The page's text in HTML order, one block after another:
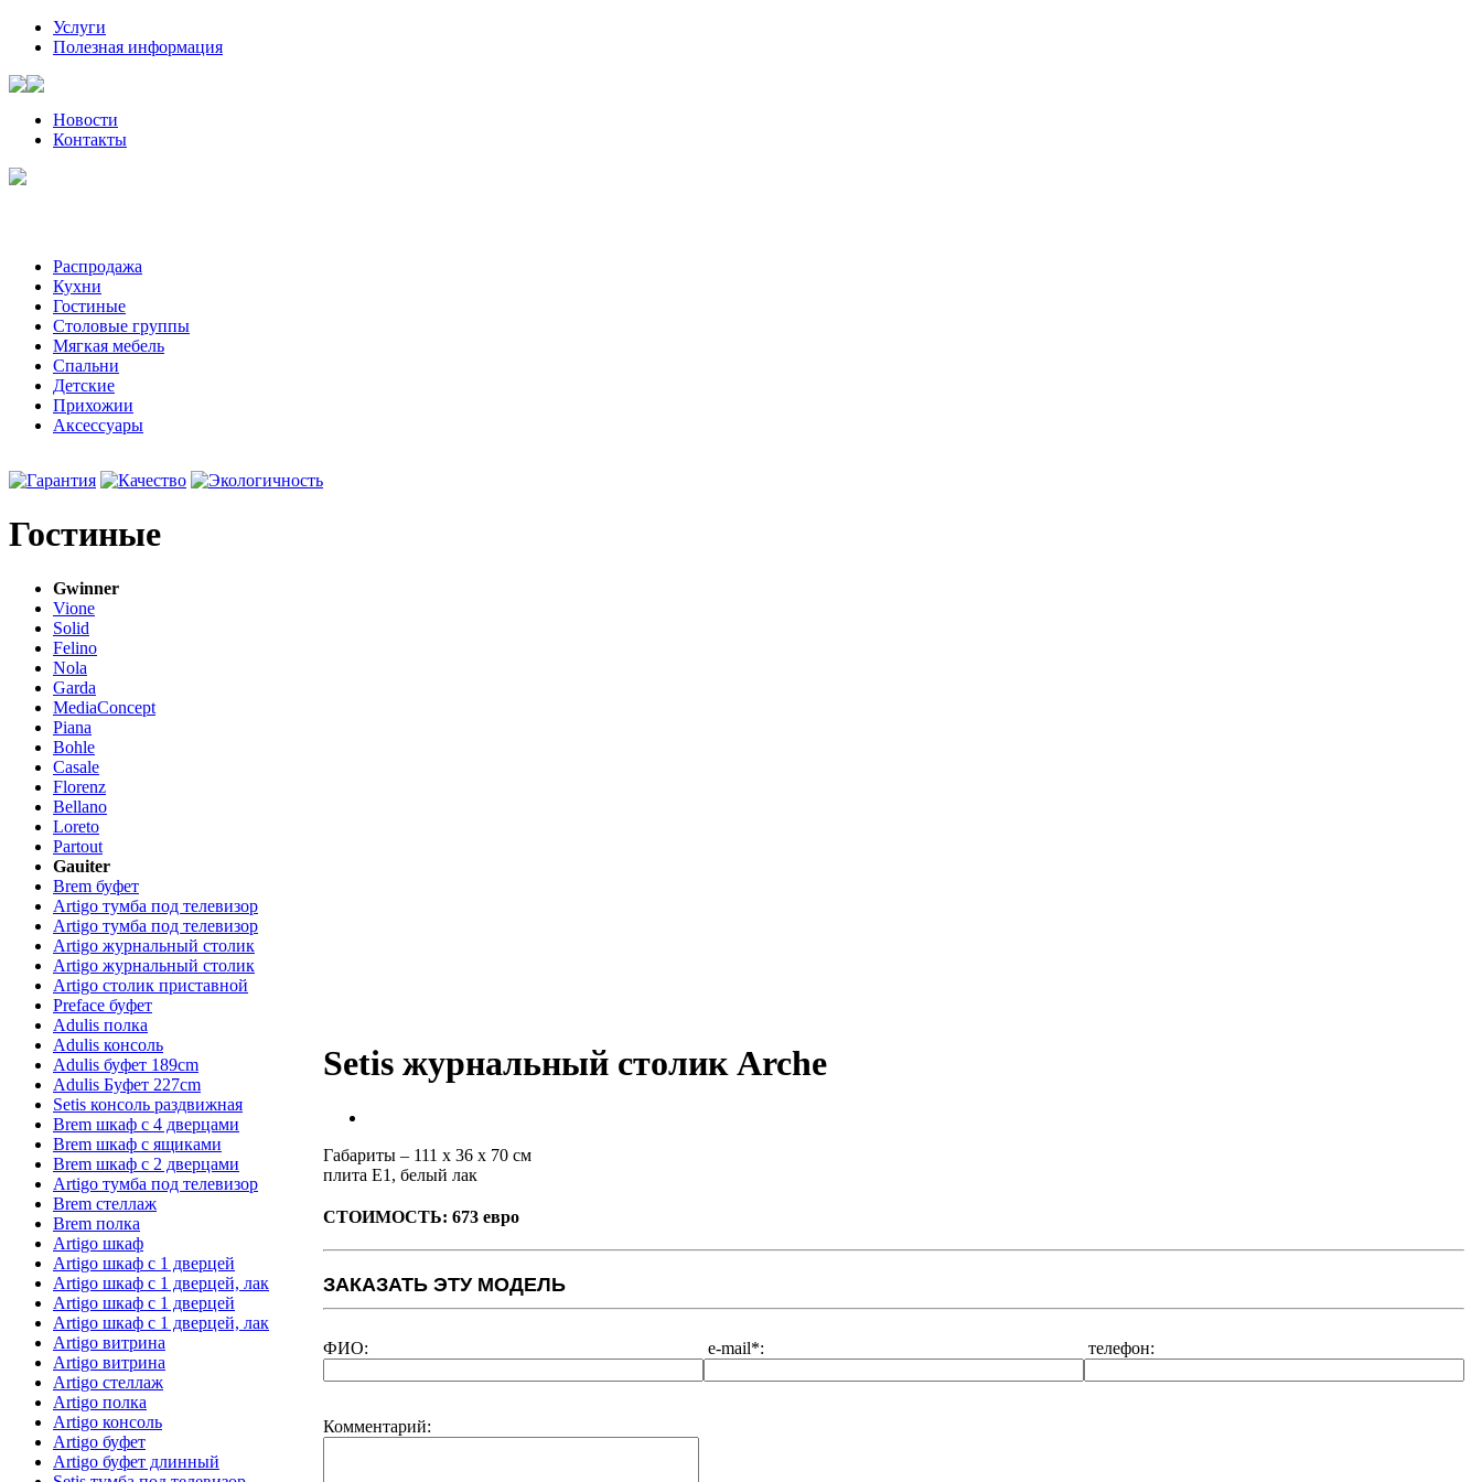
Услуги
Полезная информация
Новости
Контакты
Распродажа
Кухни
Гостиные
Столовые группы
Мягкая мебель
Спальни
Детские
Прихожии
Аксессуары
Гостиные
Gwinner
Vione
Solid
Felino
Nola
Garda
MediaConcept
Piana
Bohle
Casale
Florenz
Bellano
Loreto
Partout
Gauiter
Brem буфет
Artigo тумба под телевизор
Artigo тумба под телевизор
Artigo журнальный столик
Artigo журнальный столик
Artigo столик приставной
Preface буфет
Adulis полка
Adulis консоль
Adulis буфет 189cm
Adulis Буфет 227cm
Setis консоль раздвижная
Brem шкаф с 4 дверцами
Brem шкаф с ящиками
Brem шкаф с 2 дверцами
Artigo тумба под телевизор
Brem стеллаж
Brem полка
Artigo шкаф
Artigo шкаф с 1 дверцей
Artigo шкаф с 1 дверцей, лак
Artigo шкаф с 1 дверцей
Artigo шкаф с 1 дверцей, лак
Artigo витрина
Artigo витрина
Artigo стеллаж
Artigo полка
Artigo консоль
Artigo буфет
Artigo буфет длинный
Setis журнальный столик Arche
Габариты – 111 x 36 x 70 см
плита E1, белый лак
СТОИМОСТЬ: 673 евро
ЗАКАЗАТЬ ЭТУ МОДЕЛЬ
ФИО: e-mail*: телефон:
Комментарий: